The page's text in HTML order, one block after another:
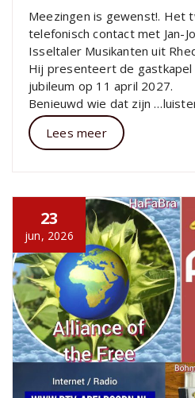
Meezingen is gewenst!. Het
telefonisch contact met Jan-
Isseltaler Musikanten uit
Hij presenteert de gastkapel
jubileum op 11 april 2027.
Benieuwd wie dat zijn
Lees meer
23
jun, 2026